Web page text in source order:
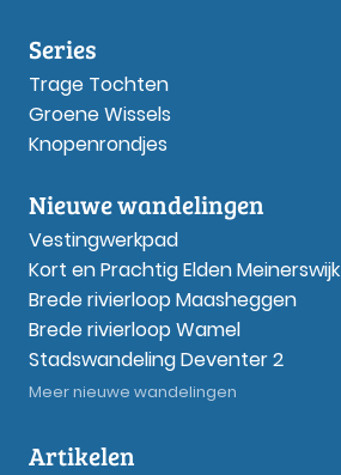
Series
Trage Tochten
Groene Wissels
Knopenrondjes
Nieuwe wandelingen
Vestingwerkpad
Kort en Prachtig Elden Meinerswijk
Brede rivierloop Maasheggen
Brede rivierloop Wamel
Stadswandeling Deventer 2
Meer nieuwe wandelingen
Artikelen